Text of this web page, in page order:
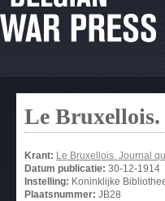
Le
Krant: Le Bruxellois. Journal
Datum publicatie: 30-12-1914
Instelling: Koninklijke
Plaatsnummer: JB28